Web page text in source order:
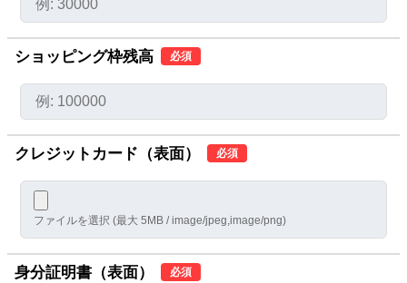
ショッピング枠残高 必須
クレジットカード（表面） 必須
ファイルを選択 (最大 5MB / image/jpeg,image/png)
身分証明書（表面） 必須